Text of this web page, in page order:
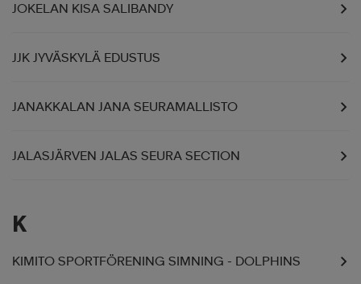
JOKELAN KISA SALIBANDY
JJK JYVÄSKYLÄ EDUSTUS
JANAKKALAN JANA SEURAMALLISTO
JALASJÄRVEN JALAS SEURA SECTION
K
KIMITO SPORTFÖRENING SIMNING - DOLPHINS